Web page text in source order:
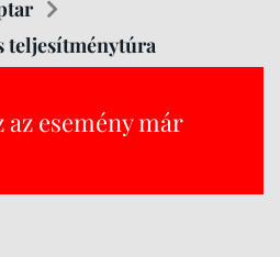
teljesítménytúra
az esemény már